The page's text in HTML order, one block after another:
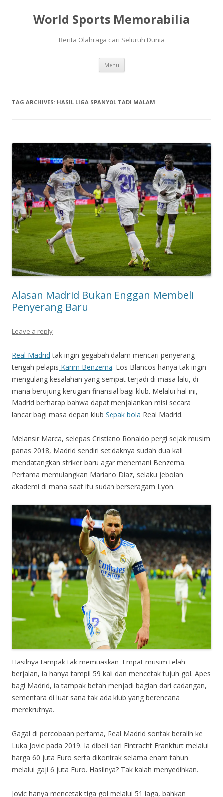
World Sports Memorabilia
Berita Olahraga dari Seluruh Dunia
Menu Skip
content
TAG ARCHIVES: HASIL LIGA SPANYOL TADI MALAM
Alasan Madrid Bukan Enggan Membeli
Penyerang Baru
Leave a reply
Real Madrid tak ingin gegabah dalam mencari penyerang
tengah pelapis Karim Benzema. Los Blancos hanya tak ingin
mengulang kesalahan yang sempat terjadi di masa lalu, di
mana berujung kerugian finansial bagi klub. Melalui hal ini,
Madrid berharap bahwa dapat menjalankan misi secara
lancar bagi masa depan klub Sepak bola Real Madrid.
Melansir Marca, selepas Cristiano Ronaldo pergi sejak musim
panas 2018, Madrid sendiri setidaknya sudah dua kali
mendatangkan striker baru agar menemani Benzema.
Pertama memulangkan Mariano Diaz, selaku jebolan
akademi di mana saat itu sudah berseragam Lyon.
Hasilnya tampak tak memuaskan. Empat musim telah
berjalan, ia hanya tampil 59 kali dan mencetak tujuh gol. Apes
bagi Madrid, ia tampak betah menjadi bagian dari cadangan,
sementara di luar sana tak ada klub yang berencana
merekrutnya.
Gagal di percobaan pertama, Real Madrid sontak beralih ke
Luka Jovic pada 2019. Ia dibeli dari Eintracht Frankfurt melalui
harga 60 juta Euro serta dikontrak selama enam tahun
melalui gaji 6 juta Euro. Hasilnya? Tak kalah menyedihkan.
Jovic hanya mencetak tiga gol melalui 51 laga, bahkan